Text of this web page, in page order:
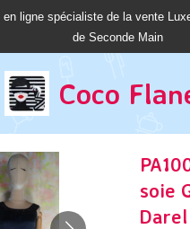
Coco Fl
en ligne spécialiste de la vente
de Seconde Main
soie